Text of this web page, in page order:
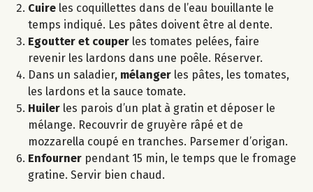
Cuire les coquillettes dans de l’eau bouillante le
temps indiqué. Les pâtes doivent être al dente.
Egoutter et couper les tomates pelées, faire
revenir les lardons dans une poêle. Réserver.
Dans un saladier, mélanger les pâtes, les tomates,
les lardons et la sauce tomate.
Huiler les parois d’un plat à gratin et déposer le
mélange. Recouvrir de gruyère râpé et de
mozzarella coupé en tranches. Parsemer d’origan.
Enfourner pendant 15 min, le temps que le fromage
gratine. Servir bien chaud.